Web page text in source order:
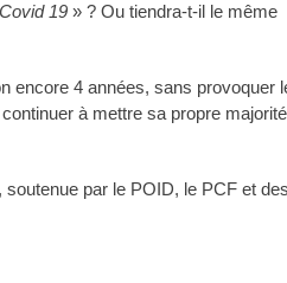
19 » ? Ou tiendra-t-il le même
encore 4 années, sans provoquer
à mettre sa propre majorité
par le POID, le PCF et des